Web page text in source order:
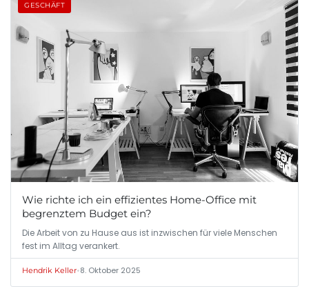
GESCHÄFT
Wie richte ich ein effizientes Home-Office mit
begrenztem Budget ein?
Die Arbeit von zu Hause aus ist inzwischen für viele Menschen
fest im Alltag verankert.
Hendrik Keller•8. Oktober 2025